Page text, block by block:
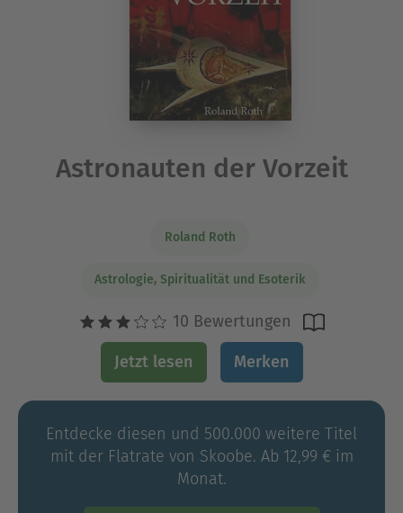
Astronauten der Vorzeit
Roland Roth
Astrologie, Spiritualität und Esoterik
10 Bewertungen
Jetzt lesen Merken
Entdecke diesen und 500.000 weitere Titel
mit der Flatrate von Skoobe. Ab 12,99 € im
Monat.